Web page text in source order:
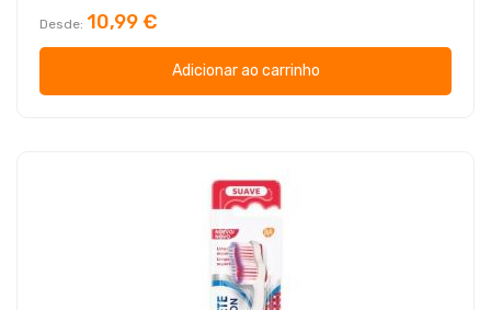
Desde 10,99 €
Adicionar ao carrinho